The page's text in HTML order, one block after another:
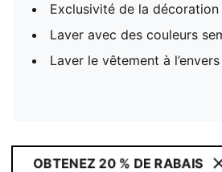
Exclusivité de la décoration
Laver avec des couleurs
Laver le vêtement à l’envers
OBTENEZ 20 % DE RABAIS